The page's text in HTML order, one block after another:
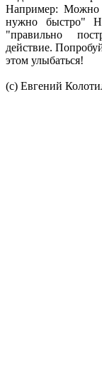
Например: Можно
нужно быстро"
"правильно
действие.
этом улыбаться!
(с) Евгений